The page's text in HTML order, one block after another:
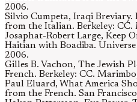
2006.
Silvio Cumpeta, Iraqi
from the Italian. Berkeley: CC.
Josaphat-Robert Large, Keep
Haitian with Boadiba.
2006.
Gilles B. Vachon, The Jewish
French. Berkeley: CC.
Paul Eluard, What America
from the French. San